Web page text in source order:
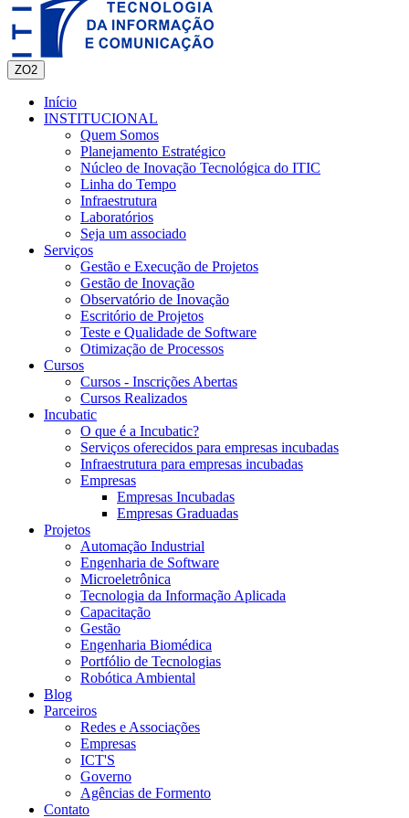
ZO2
Início
INSTITUCIONAL
Quem Somos
Planejamento Estratégico
Núcleo de Inovação Tecnológica do ITIC
Linha do Tempo
Infraestrutura
Laboratórios
Seja um associado
Serviços
Gestão e Execução de Projetos
Gestão de Inovação
Observatório de Inovação
Escritório de Projetos
Teste e Qualidade de Software
Otimização de Processos
Cursos
Cursos - Inscrições Abertas
Cursos Realizados
Incubatic
O que é a Incubatic?
Serviços oferecidos para empresas incubadas
Infraestrutura para empresas incubadas
Empresas
Empresas Incubadas
Empresas Graduadas
Projetos
Automação Industrial
Engenharia de Software
Microeletrônica
Tecnologia da Informação Aplicada
Capacitação
Gestão
Engenharia Biomédica
Portfólio de Tecnologias
Robótica Ambiental
Blog
Parceiros
Redes e Associações
Empresas
ICT'S
Governo
Agências de Formento
Contato